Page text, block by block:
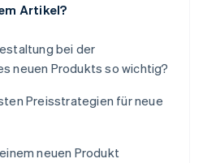
Artikel?
bei der
neuen Produkts so wichtig?
Preisstrategien für neue
neuen Produkt